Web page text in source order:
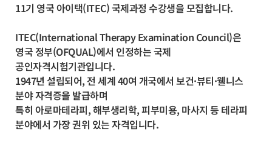
11기 영국 아이택(ITEC) 국제과정 수강생을 모집합니다.
ITEC(International Therapy Examination Council)은
영국 정부(OFQUAL)에서 인정하는 국제
공인자격시험기관입니다.
1947년 설립되어, 전 세계 40여 개국에서 보건·뷰티·웰니스
분야 자격증을 발급하며
특히 아로마테라피, 해부생리학, 피부미용, 마사지 등 테라피
분야에서 가장 권위 있는 자격입니다.